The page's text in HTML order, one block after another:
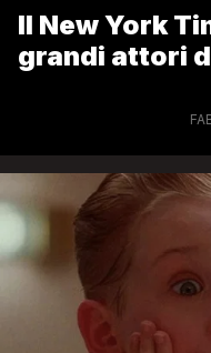
Il New York
grandi attori